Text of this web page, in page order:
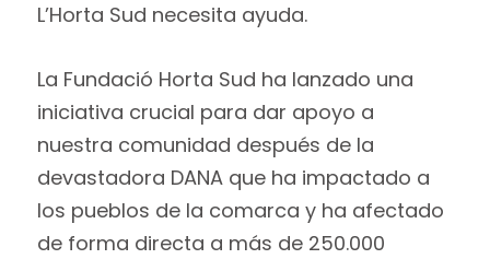
L’Horta Sud necesita ayuda.
La Fundació Horta Sud ha lanzado una
iniciativa crucial para dar apoyo a
nuestra comunidad después de la
devastadora DANA que ha impactado a
los pueblos de la comarca y ha afectado
de forma directa a más de 250.000